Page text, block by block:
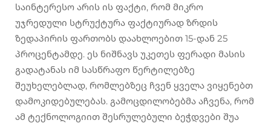
საინტერესო არის ის ფაქტი, რომ მიკრო
უჯრედული სტრუქტურა ფაქტიურად ზრდის
ზედაპირის ფართობს დაახლოებით 15-დან 25
პროცენტამდე. ეს ნიშნავს უკეთეს ფერადი მასის
გადატანას იმ სასწრაფო წერტილებზე
შეუხელებლად, რომლებზეც ჩვენ ყველა ვიყენებთ
დამოკიდებულებას. გამოცდილობებმა აჩვენა, რომ
ამ ტექნოლოგიით შესრულებული ბეჭდვები შუა